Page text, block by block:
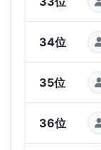
34位
35位
36位